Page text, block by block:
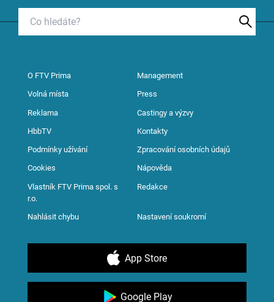
O FTV Prima Management
Volná místa Press
Reklama Castingy a výzvy
HbbTV Kontakty
Podmínky užívání Zpracování osobních údajů
Cookies Nápověda
Vlastník FTV Prima spol. s
r.o.
Redakce
Nahlásit chybu Nastavení soukromí
App Store
Google Play